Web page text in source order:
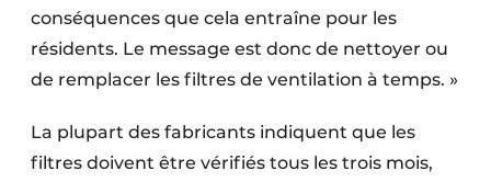
conséquences que cela entraîne pour les
résidents. Le message est donc de nettoyer ou
de remplacer les filtres de ventilation à temps. »
La plupart des fabricants indiquent que les
filtres doivent être vérifiés tous les trois mois,